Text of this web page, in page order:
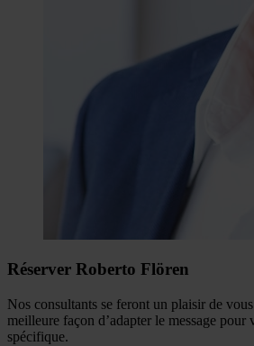
Réserver Roberto Flören
Nos consultants se feront un plaisir de
meilleure façon d’adapter le message
spécifique.